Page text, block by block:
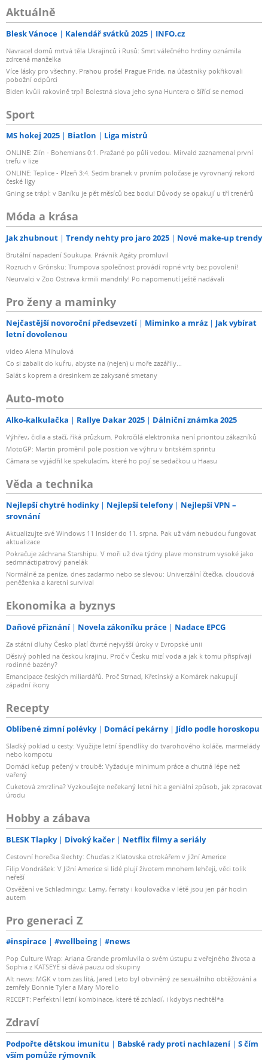
Aktuálně
Blesk Vánoce Kalendář svátků 2025 INFO.cz
Navracel domů mrtvá těla Ukrajinců i Rusů: Smrt válečného hrdiny oznámila
zdrcená manželka
Více lásky pro všechny. Prahou prošel Prague Pride, na účastníky pokřikovali
pobožní odpůrci
Biden kvůli rakovině trpí! Bolestná slova jeho syna Huntera o šířící se nemoci
Sport
MS hokej 2025 Biatlon Liga mistrů
ONLINE: Zlín - Bohemians 0:1. Pražané po půli vedou. Mirvald zaznamenal první
trefu v lize
ONLINE: Teplice - Plzeň 3:4. Sedm branek v prvním poločase je vyrovnaný rekord
české ligy
Gning se trápí: v Baníku je pět měsíců bez bodu! Důvody se opakují u tří trenérů
Móda a krása
Jak zhubnout Trendy nehty pro jaro 2025 Nové make-up trendy
Brutální napadení Soukupa. Právník Agáty promluvil
Rozruch v Grónsku: Trumpova společnost provádí ropné vrty bez povolení!
Neurvalci v Zoo Ostrava krmili mandrily! Po napomenutí ještě nadávali
Pro ženy a maminky
Nejčastější novoroční předsevzetí Miminko a mráz
Jak vybírat
letní dovolenou
video Alena Mihulová
Co si zabalit do kufru, abyste na (nejen) u moře zazářily...
Salát s koprem a dresinkem ze zakysané smetany
Auto-moto
Alko-kalkulačka Rallye Dakar 2025 Dálniční známka 2025
Výhřev, čidla a stačí, říká průzkum. Pokročilá elektronika není prioritou zákazníků
MotoGP: Martin proměnil pole position ve výhru v britském sprintu
Câmara se vyjádřil ke spekulacím, které ho pojí se sedačkou u Haasu
Věda a technika
Nejlepší chytré hodinky Nejlepší telefony
Nejlepší VPN –
srovnání
Aktualizujte své Windows 11 Insider do 11. srpna. Pak už vám nebudou fungovat
aktualizace
Pokračuje záchrana Starshipu. V moři už dva týdny plave monstrum vysoké jako
sedmnáctipatrový panelák
Normálně za peníze, dnes zadarmo nebo se slevou: Univerzální čtečka, cloudová
peněženka a karetní survival
Ekonomika a byznys
Daňové přiznání Novela zákoníku práce Nadace EPCG
Za státní dluhy Česko platí čtvrté nejvyšší úroky v Evropské unii
Děsivý pohled na českou krajinu. Proč v Česku mizí voda a jak k tomu přispívají
rodinné bazény?
Emancipace českých miliardářů. Proč Strnad, Křetínský a Komárek nakupují
západní ikony
Recepty
Oblíbené zimní polévky Domácí pekárny Jídlo podle horoskopu
Sladký poklad u cesty: Využijte letní špendlíky do tvarohového koláče, marmelády
nebo kompotu
Domácí kečup pečený v troubě: Vyžaduje minimum práce a chutná lépe než
vařený
Cuketová zmrzlina? Vyzkoušejte nečekaný letní hit a geniální způsob, jak zpracovat
úrodu
Hobby a zábava
BLESK Tlapky Divoký kačer Netflix filmy a seriály
Cestovní horečka šlechty: Chuďas z Klatovska otrokářem v Jižní Americe
Filip Vondrášek: V Jižní Americe si lidé plují životem mnohem lehčeji, věci tolik
neřeší
Osvěžení ve Schladmingu: Lamy, ferraty i koulovačka v létě jsou jen pár hodin
autem
Pro generaci Z
#inspirace #wellbeing #news
Pop Culture Wrap: Ariana Grande promluvila o svém ústupu z veřejného života a
Sophia z KATSEYE si dává pauzu od skupiny
Alt news: MGK v tom zas lítá, Jared Leto byl obviněný ze sexuálního obtěžování a
zemřely Bonnie Tyler a Mary Morello
RECEPT: Perfektní letní kombinace, které tě zchladí, i kdybys nechtěl*a
Zdraví
Podpořte dětskou imunitu Babské rady proti nachlazení
S čím
vším pomůže rýmovník